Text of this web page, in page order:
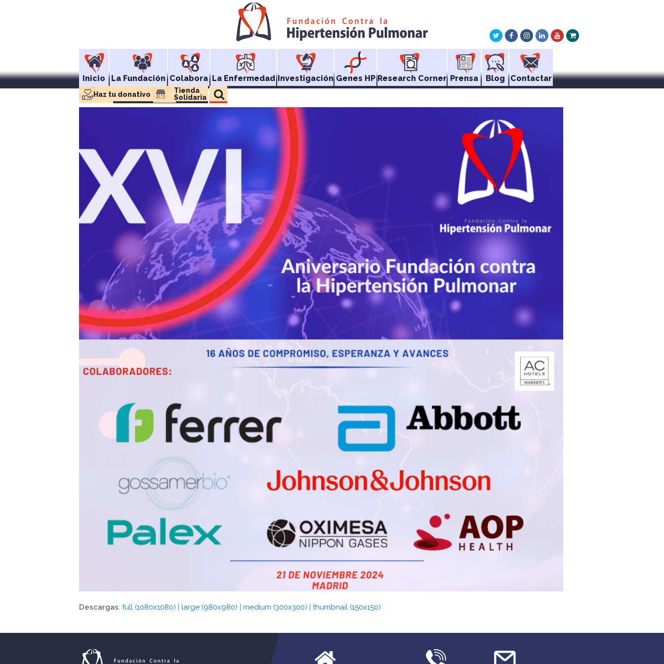
TwitterFacebookInstagram
LinkedInYoutube
Xing
Inicio La Fundación Colabora La Enfermedad Investigación Genes HP Research Corner Prensa Blog Contactar
Haz tu donativo
Tienda
Solidaria
Descargas: full (1080x1080) | large (980x980) | medium (300x300) | thumbnail (150x150)